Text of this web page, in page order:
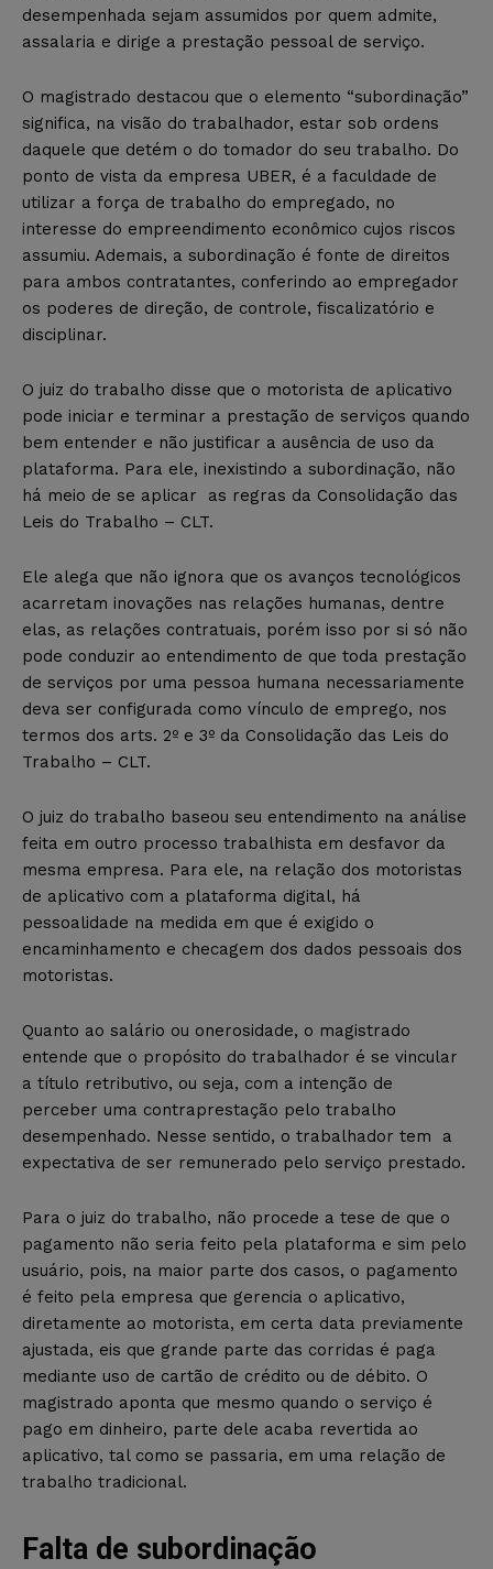
desempenhada sejam assumidos por quem admite,
assalaria e dirige a prestação pessoal de serviço.
O magistrado destacou que o elemento “subordinação”
significa, na visão do trabalhador, estar sob ordens
daquele que detém o do tomador do seu trabalho. Do
ponto de vista da empresa UBER, é a faculdade de
utilizar a força de trabalho do empregado, no
interesse do empreendimento econômico cujos riscos
assumiu. Ademais, a subordinação é fonte de direitos
para ambos contratantes, conferindo ao empregador
os poderes de direção, de controle, fiscalizatório e
disciplinar.
O juiz do trabalho disse que o motorista de aplicativo
pode iniciar e terminar a prestação de serviços quando
bem entender e não justificar a ausência de uso da
plataforma. Para ele, inexistindo a subordinação, não
há meio de se aplicar as regras da Consolidação das
Leis do Trabalho – CLT.
Ele alega que não ignora que os avanços tecnológicos
acarretam inovações nas relações humanas, dentre
elas, as relações contratuais, porém isso por si só não
pode conduzir ao entendimento de que toda prestação
de serviços por uma pessoa humana necessariamente
deva ser configurada como vínculo de emprego, nos
termos dos arts. 2º e 3º da Consolidação das Leis do
Trabalho – CLT.
O juiz do trabalho baseou seu entendimento na análise
feita em outro processo trabalhista em desfavor da
mesma empresa. Para ele, na relação dos motoristas
de aplicativo com a plataforma digital, há
pessoalidade na medida em que é exigido o
encaminhamento e checagem dos dados pessoais dos
motoristas.
Quanto ao salário ou onerosidade, o magistrado
entende que o propósito do trabalhador é se vincular
a título retributivo, ou seja, com a intenção de
perceber uma contraprestação pelo trabalho
desempenhado. Nesse sentido, o trabalhador tem a
expectativa de ser remunerado pelo serviço prestado.
Para o juiz do trabalho, não procede a tese de que o
pagamento não seria feito pela plataforma e sim pelo
usuário, pois, na maior parte dos casos, o pagamento
é feito pela empresa que gerencia o aplicativo,
diretamente ao motorista, em certa data previamente
ajustada, eis que grande parte das corridas é paga
mediante uso de cartão de crédito ou de débito. O
magistrado aponta que mesmo quando o serviço é
pago em dinheiro, parte dele acaba revertida ao
aplicativo, tal como se passaria, em uma relação de
trabalho tradicional.
Falta de subordinação